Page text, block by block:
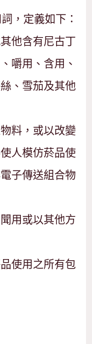
，定義如下：
他含有尼古丁
嚼用、含用、
、雪茄及其他
料，或以改變
人模仿菸品使
子傳送組合物
用或以其他方
使用之所有包